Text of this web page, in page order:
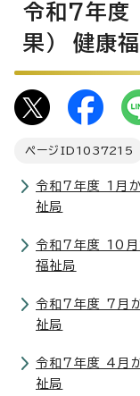
令和7年度
果） 健康
ページID 1037215
令和7年度 1月
祉局
令和7年度 10月
福祉局
令和7年度 7月
祉局
令和7年度 4月
祉局